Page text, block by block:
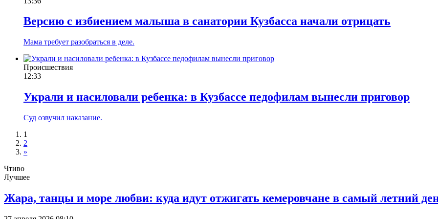
Версию с избиением малыша в санатории Кузбасса начали отрицать
Мама требует разобраться в деле.
Происшествия
12:33
Украли и насиловали ребенка: в Кузбассе педофилам вынесли приговор
Суд озвучил наказание.
1
2
»
Чтиво
Лучшее
Жара, танцы и море любви: куда идут отжигать кемеровчане в самый летний